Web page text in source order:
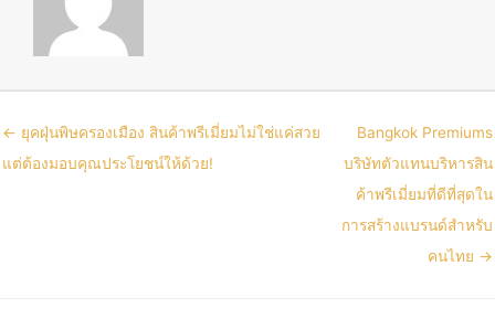
← ยุคฝุ่นพิษครองเมือง สินค้าพรีเมี่ยมไม่ใช่แค่สวย
แต่ต้องมอบคุณประโยชน์ให้ด้วย!
Bangkok Premiums
บริษัทตัวแทนบริหารสิน
ค้าพรีเมี่ยมที่ดีที่สุดใน
การสร้างแบรนด์สำหรับ
คนไทย →